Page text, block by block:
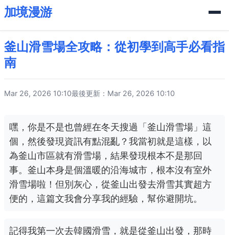
加境漫游
釜山滑雪場全攻略：從初學到高手必看指
南
Mar 26, 2026 10:10最後更新：Mar 26, 2026 10:10
嘿，你是不是也曾經在冬天搜過「釜山滑雪場」這
個，然後發現資訊有點混亂？我當初就是這樣，以
為釜山市區就有滑雪場，結果發現根本不是那回
事。釜山本身是個溫暖的沿海城市，根本沒有室外
滑雪場啦！但別灰心，從釜山出發去滑雪其實超方
便的，這篇文我會分享我的經驗，幫你避開坑。
記得我第一次去韓國滑雪，就是從釜山出發，那時